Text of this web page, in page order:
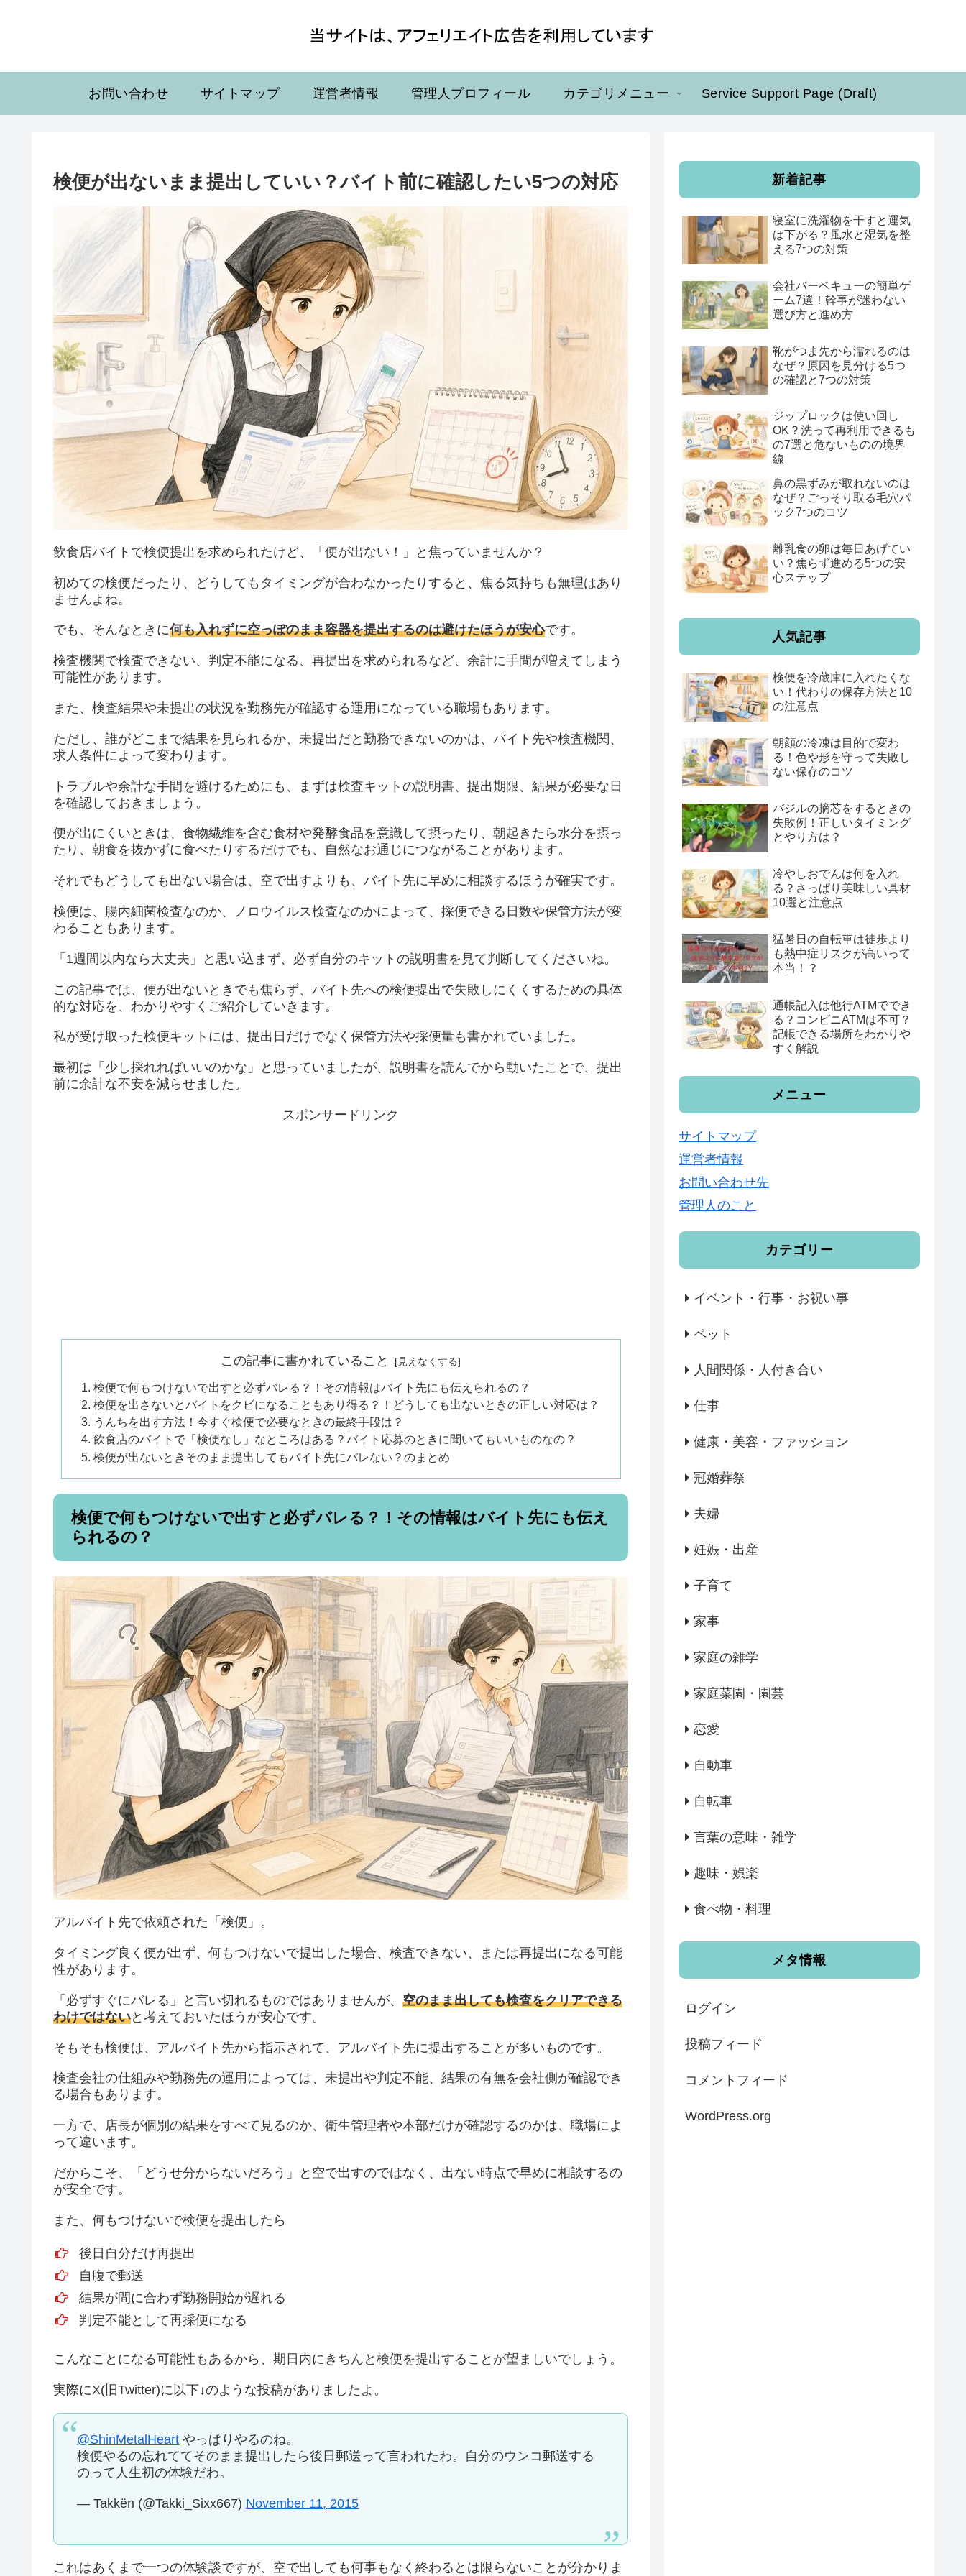
お問い合わせ サイトマップ 運営者情報 管理人プロフィール カテゴリメニュー Service Support Page (Draft)
検便が出ないまま提出していい？バイト前に確認したい5つの対応
飲食店バイトで検便提出を求められたけど、「便が出ない！」と焦っていませんか？
初めての検便だったり、どうしてもタイミングが合わなかったりすると、焦る気持ちも無理はあり
ませんよね。
でも、そんなときに何も入れずに空っぽのまま容器を提出するのは避けたほうが安心です。
検査機関で検査できない、判定不能になる、再提出を求められるなど、余計に手間が増えてしまう
可能性があります。
また、検査結果や未提出の状況を勤務先が確認する運用になっている職場もあります。
ただし、誰がどこまで結果を見られるか、未提出だと勤務できないのかは、バイト先や検査機関、
求人条件によって変わります。
トラブルや余計な手間を避けるためにも、まずは検査キットの説明書、提出期限、結果が必要な日
を確認しておきましょう。
便が出にくいときは、食物繊維を含む食材や発酵食品を意識して摂ったり、朝起きたら水分を摂っ
たり、朝食を抜かずに食べたりするだけでも、自然なお通じにつながることがあります。
それでもどうしても出ない場合は、空で出すよりも、バイト先に早めに相談するほうが確実です。
検便は、腸内細菌検査なのか、ノロウイルス検査なのかによって、採便できる日数や保管方法が変
わることもあります。
「1週間以内なら大丈夫」と思い込まず、必ず自分のキットの説明書を見て判断してくださいね。
この記事では、便が出ないときでも焦らず、バイト先への検便提出で失敗しにくくするための具体
的な対応を、わかりやすくご紹介していきます。
私が受け取った検便キットには、提出日だけでなく保管方法や採便量も書かれていました。
最初は「少し採れればいいのかな」と思っていましたが、説明書を読んでから動いたことで、提出
前に余計な不安を減らせました。
スポンサードリンク
この記事に書かれていること
検便で何もつけないで出すと必ずバレる？！その情報はバイト先にも伝えられるの？
検便を出さないとバイトをクビになることもあり得る？！どうしても出ないときの正しい対応は？
うんちを出す方法！今すぐ検便で必要なときの最終手段は？
飲食店のバイトで「検便なし」なところはある？バイト応募のときに聞いてもいいものなの？
検便が出ないときそのまま提出してもバイト先にバレない？のまとめ
検便で何もつけないで出すと必ずバレる？！その情報はバイト先にも伝え
られるの？
アルバイト先で依頼された「検便」。
タイミング良く便が出ず、何もつけないで提出した場合、検査できない、または再提出になる可能
性があります。
「必ずすぐにバレる」と言い切れるものではありませんが、 空のまま出しても検査をクリアできる
わけではないと考えておいたほうが安心です。
そもそも検便は、アルバイト先から指示されて、アルバイト先に提出することが多いものです。
検査会社の仕組みや勤務先の運用によっては、未提出や判定不能、結果の有無を会社側が確認でき
る場合もあります。
一方で、店長が個別の結果をすべて見るのか、衛生管理者や本部だけが確認するのかは、職場によ
って違います。
だからこそ、「どうせ分からないだろう」と空で出すのではなく、出ない時点で早めに相談するの
が安全です。
また、何もつけないで検便を提出したら
後日自分だけ再提出
自腹で郵送
結果が間に合わず勤務開始が遅れる
判定不能として再採便になる
こんなことになる可能性もあるから、期日内にきちんと検便を提出することが望ましいでしょう。
実際にX(旧Twitter)に以下↓のような投稿がありましたよ。
@ShinMetalHeart やっぱりやるのね。
検便やるの忘れててそのまま提出したら後日郵送って言われたわ。自分のウンコ郵送する
のって人生初の体験だわ。
— Takkën (@Takki_Sixx667) November 11, 2015
これはあくまで一つの体験談ですが、空で出しても何事もなく終わるとは限らないことが分かりま
新着記事
寝室に洗濯物を干すと運気
は下がる？風水と湿気を整
える7つの対策
会社バーベキューの簡単ゲ
ーム7選！幹事が迷わない
選び方と進め方
靴がつま先から濡れるのは
なぜ？原因を見分ける5つ
の確認と7つの対策
ジップロックは使い回し
OK？洗って再利用できるも
の7選と危ないものの境界
線
鼻の黒ずみが取れないのは
なぜ？ごっそり取る毛穴パ
ック7つのコツ
離乳食の卵は毎日あげてい
い？焦らず進める5つの安
心ステップ
人気記事
検便を冷蔵庫に入れたくな
い！代わりの保存方法と10
の注意点
朝顔の冷凍は目的で変わ
る！色や形を守って失敗し
ない保存のコツ
バジルの摘芯をするときの
失敗例！正しいタイミング
とやり方は？
冷やしおでんは何を入れ
る？さっぱり美味しい具材
10選と注意点
猛暑日の自転車は徒歩より
も熱中症リスクが高いって
本当！？
通帳記入は他行ATMででき
る？コンビニATMは不可？
記帳できる場所をわかりや
すく解説
メニュー
サイトマップ
運営者情報
お問い合わせ先
管理人のこと
カテゴリー
イベント・行事・お祝い事
ペット
人間関係・人付き合い
仕事
健康・美容・ファッション
冠婚葬祭
夫婦
妊娠・出産
子育て
家事
家庭の雑学
家庭菜園・園芸
恋愛
自動車
自転車
言葉の意味・雑学
趣味・娯楽
食べ物・料理
メタ情報
ログイン
投稿フィード
コメントフィード
WordPress.org